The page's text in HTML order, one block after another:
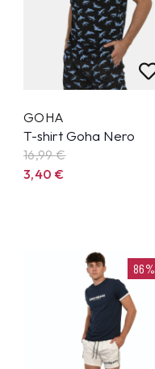
GOHA
T-shirt Goha Nero
16,99€
3,40 €
86%